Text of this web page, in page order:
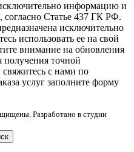
информацию и
согласно Статье 437 ГК РФ.
исключительно
использовать ее на свой
внимание на обновления
получения точной
с нами по
услуг заполните форму
Разработано в студии